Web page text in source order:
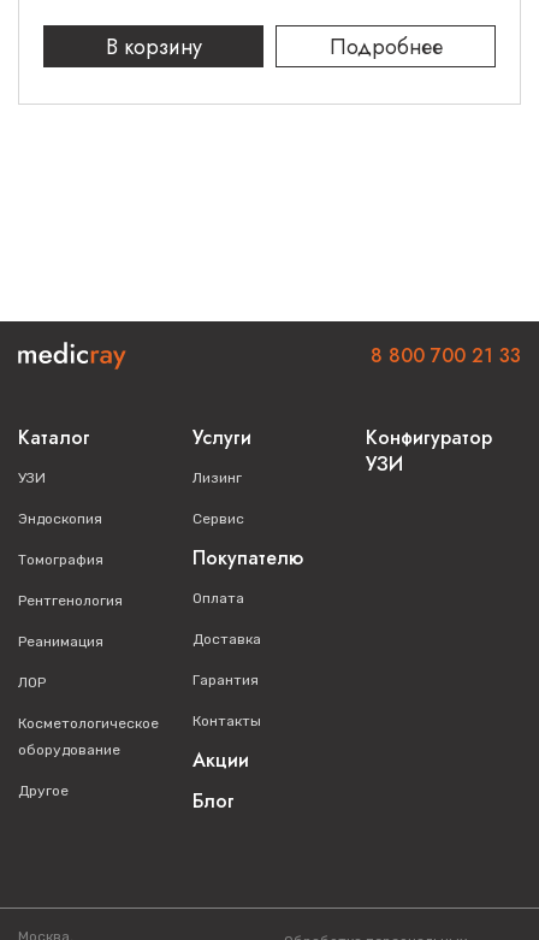
В корзину Подробнее
Каталог
УЗИ
Эндоскопия
Томография
Рентгенология
Реанимация
ЛОР
Косметологическое
оборудование
Другое
Услуги
Лизинг
Сервис
Покупателю
Оплата
Доставка
Гарантия
Контакты
Акции
Блог
Конфигуратор
УЗИ
8 800 700 21 33
Москва,